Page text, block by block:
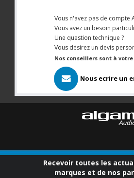
Vous n'avez pas de compte
Vous avez un besoin
Une question technique ?
Vous désirez un devis
Nos conseillers sont à
Nous ecrire un
Recevoir toutes les
marques et de nos